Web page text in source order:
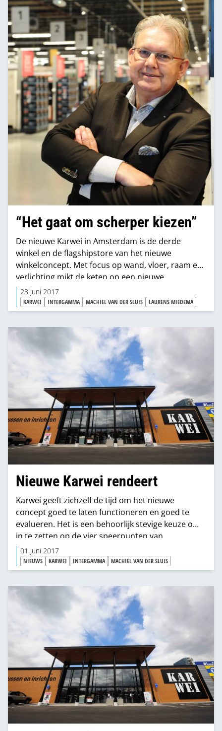
“Het gaat om scherper kiezen”
De nieuwe Karwei in Amsterdam is de derde
winkel en de flagshipstore van het nieuwe
winkelconcept. Met focus op wand, vloer, raam en
verlichting mikt de keten op een nieuwe
klantengroep die zijn huis wil verfraaien.
Karwei biedt hen de stijl van een
woninginrichtingszaak en het klusverstand van
een bouwmarkt. MIX besprak de ervaringen tot nu
toe, de implicaties van deze scherpe keuze en het
tempo van de implementatie.
23 juni 2017
KARWEI INTERGAMMA MACHIEL VAN DER SLUIS LAURENS MIEDEMA
Nieuwe Karwei rendeert
Karwei geeft zichzelf de tijd om het nieuwe
concept goed te laten functioneren en goed te
evalueren. Het is een behoorlijk stevige keuze om
in te zetten op de vier speerpunten van
verlichting, wand, raam, vloeren. Daarmee gaat
Karwei bewust de concurrentie aan met de
woninginrichtingszaken, maar dan op een lager –
toegankelijker - prijsniveau. De eerste resultaten
zijn beter dan verwacht.
01 juni 2017
NIEUWS KARWEI INTERGAMMA MACHIEL VAN DER SLUIS